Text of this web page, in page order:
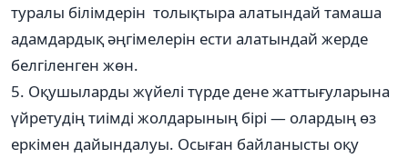
туралы білімдерін толықтыра алатындай тамаша
адамдардық әңгімелерін ести алатындай жерде
белгіленген жөн.
5. Оқушыларды жүйелі түрде дене жаттығуларына
үйретудің тиімді жолдарының бірі — олардың өз
еркімен дайындалуы. Осыған байланысты оқу